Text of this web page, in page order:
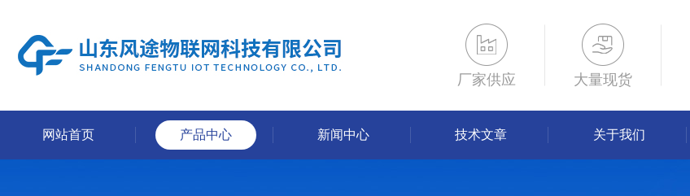
厂家供应 大量现货
网站首页 产品中心 新闻中心 技术文章 关于我们